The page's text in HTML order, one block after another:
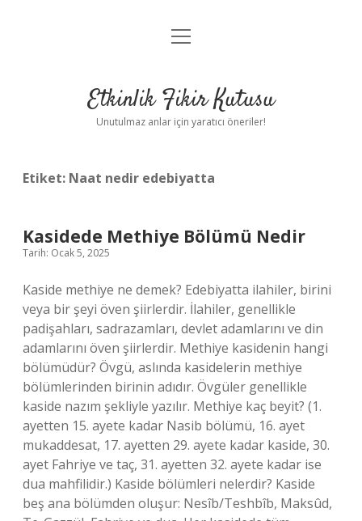
Anasayfa
Yasal Uyarı
menüyü
Etkinlik Fikir Kutusu
Unutulmaz anlar için yaratıcı öneriler!
Etiket: Naat nedir edebiyatta
Kasidede Methiye Bölümü Nedir
Tarih: Ocak 5, 2025
Kaside methiye ne demek? Edebiyatta ilahiler, birini
veya bir şeyi öven şiirlerdir. İlahiler, genellikle
padişahları, sadrazamları, devlet adamlarını ve din
adamlarını öven şiirlerdir. Methiye kasidenin hangi
bölümüdür? Övgü, aslında kasidelerin methiye
bölümlerinden birinin adıdır. Övgüler genellikle
kaside nazım şekliyle yazılır. Methiye kaç beyit? (1.
ayetten 15. ayete kadar Nasib bölümü, 16. ayet
mukaddesat, 17. ayetten 29. ayete kadar kaside, 30.
ayet Fahriye ve taç, 31. ayetten 32. ayete kadar ise
dua mahfilidir.) Kaside bölümleri nelerdir? Kaside
beş ana bölümden oluşur: Nesîb/Teshbîb, Maksûd,